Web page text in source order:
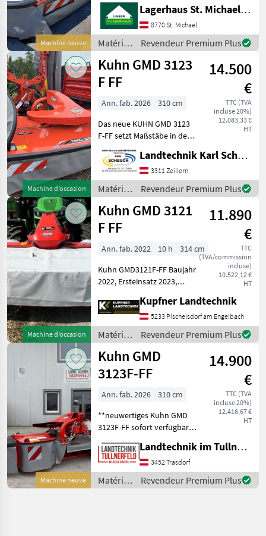
Machine neuve
unnötige Wartezeiten oder
Wegstrecken zu ersparen,
bitten wir Sie um vorherige
Kontaktaufnahme, falls S
Lagerhaus St. Michael ob Leoben eGen
8770 St. Michael
Matériels
de
fenaison
/ Kuhn
Revendeur Premium Plus
Machine d’occasion
Kuhn GMD 3123
F FF
14.500
€
TTC (TVA
incluse 20%)
12.083,33 €
HT
Ann. fab. 2026
310 cm
Das neue KUHN GMD 3123
F-FF setzt Maßstäbe in der
Futterernte für mittelgroße
Betriebe sowie den Einsatz
in flachen und hügeligen
Regionen. Dank seiner
extrem kompak
Landtechnik Karl Scheuch
3311 Zeillern
Matériels
de
fenaison
/ Kuhn
Revendeur Premium Plus
Machine d’occasion
Kuhn GMD 3121
F FF
11.890
€
TTC
(TVA/commission
incluse)
10.522,12 €
HT
Ann. fab. 2022 10 h
314 cm
Kuhn GMD3121F-FF Baujahr
2022, Ersteinsatz 2023,
Klingenschnellwechsler,
Gelenkwelle,
Entlastungsfedern,
Beleuchtung Maschine wie
NEU! Barre
Kupfner Landtechnik
5233 Pischelsdorf am Engelbach
Matériels
de
fenaison
/ Kuhn
Revendeur Premium Plus
Machine neuve
Kuhn GMD
3123F-FF
14.900
€
TTC (TVA
incluse 20%)
12.416,67 €
HT
Ann. fab. 2026
310 cm
**neuwertiges Kuhn GMD
3123F-FF sofort verfügbar**
Mähbalken: OPTIDISC ELITE
+ Anzahl Mähscheiben mit
Scheibenschutz-Gleitkufen
aus verg
Landtechnik im Tullnerfeld Wilhelm Bayerl GmbH
3452 Trasdorf
Matériels
de
Revendeur Premium Plus